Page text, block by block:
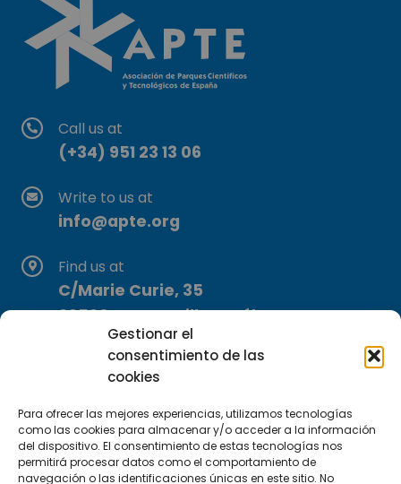
Gestionar el
consentimiento de las
cookies
Para ofrecer las mejores experiencias, utilizamos tecnologías
como las cookies para almacenar y/o acceder a la información
del dispositivo. El consentimiento de estas tecnologías nos
permitirá procesar datos como el comportamiento de
navegación o las identificaciones únicas en este sitio. No
Call us at
(+34) 951 23 13 06
Write to us at
info@apte.org
Find us at
C/Marie Curie, 35
29590 Campanillas, Málaga
Subscribe to our Newsletter